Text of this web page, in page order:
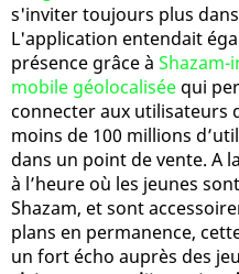
s'inviter toujours plus
L'application entendait
présence grâce à Shazam-
mobile géolocalisée qui
connecter aux utilisateurs
moins de 100 millions
dans un point de vente. A
à l’heure où les jeunes
Shazam, et sont
plans en permanence,
un fort écho auprès des